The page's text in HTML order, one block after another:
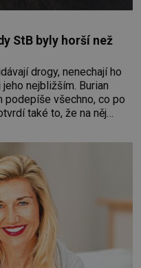
StB byly horší než
drogy, nenechají ho
nejbližším. Burian
podepíše všechno, co po
také to, že na něj
a